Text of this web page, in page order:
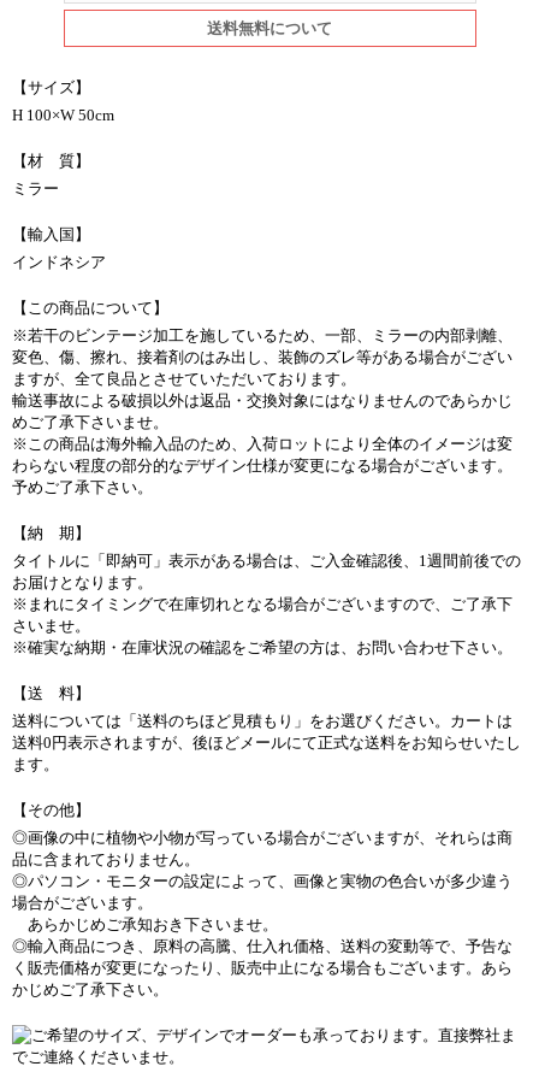
送料無料について
【サイズ】
H 100×W 50cm
【材 質】
ミラー
【輸入国】
インドネシア
【この商品について】
※若干のビンテージ加工を施しているため、一部、ミラーの内部剥離、
変色、傷、擦れ、接着剤のはみ出し、装飾のズレ等がある場合がござい
ますが、全て良品とさせていただいております。
輸送事故による破損以外は返品・交換対象にはなりませんのであらかじ
めご了承下さいませ。
※この商品は海外輸入品のため、入荷ロットにより全体のイメージは変
わらない程度の部分的なデザイン仕様が変更になる場合がございます。
予めご了承下さい。
【納 期】
タイトルに「即納可」表示がある場合は、ご入金確認後、1週間前後での
お届けとなります。
※まれにタイミングで在庫切れとなる場合がございますので、ご了承下
さいませ。
※確実な納期・在庫状況の確認をご希望の方は、お問い合わせ下さい。
【送 料】
送料については「送料のちほど見積もり」をお選びください。カートは
送料0円表示されますが、後ほどメールにて正式な送料をお知らせいたし
ます。
【その他】
◎画像の中に植物や小物が写っている場合がございますが、それらは商
品に含まれておりません。
◎パソコン・モニターの設定によって、画像と実物の色合いが多少違う
場合がございます。
あらかじめご承知おき下さいませ。
◎輸入商品につき、原料の高騰、仕入れ価格、送料の変動等で、予告な
く販売価格が変更になったり、販売中止になる場合もございます。あら
かじめご了承下さい。